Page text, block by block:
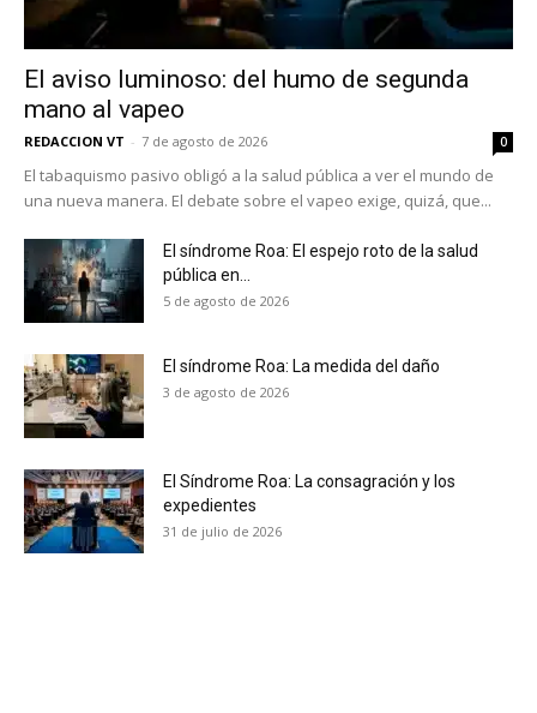
No te pierdas de las
últimas noticias
recibe todas las noticias del vapeo y la
reducción de daños en tu correo
electrónico.
El aviso luminoso: del humo de segunda
mano al vapeo
REDACCION VT - 7 de agosto de 2026 0
El tabaquismo pasivo obligó a la salud pública a ver el mundo de
una nueva manera. El debate sobre el vapeo exige, quizá, que...
El síndrome Roa: El espejo roto de la salud
pública en...
5 de agosto de 2026
El síndrome Roa: La medida del daño
3 de agosto de 2026
El Síndrome Roa: La consagración y los
expedientes
31 de julio de 2026